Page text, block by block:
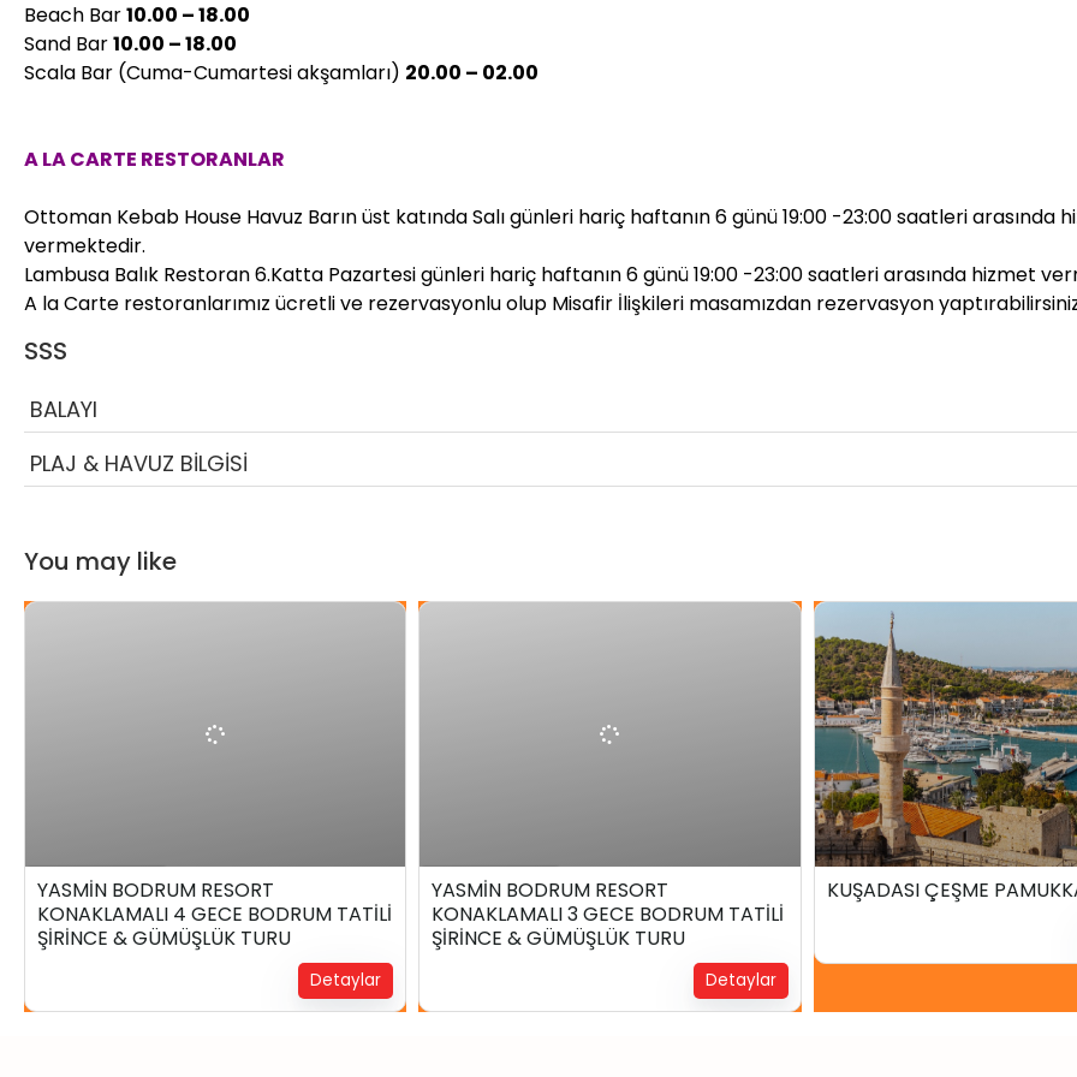
Beach Bar10.00 – 18.00
Sand Bar10.00 – 18.00
Scala Bar (Cuma-Cumartesi akşamları) 20.00 – 02.00
A LA CARTE RESTORANLAR
Ottoman Kebab House Havuz Barın üst katında Salı günleri hariç haftanın 6 günü 19:00 -23:00 saatleri arasında
vermektedir.
Lambusa Balık Restoran 6.Katta Pazartesi günleri hariç haftanın 6 günü 19:00 -23:00 saatleri arasında hizmet
A la Carte restoranlarımız ücretli ve rezervasyonlu olup Misafir İlişkileri masamızdan rezervasyon
SSS
BALAYI
PLAJ & HAVUZ BİLGİSİ
You may like
6 Gün4 Gece
Yerinizi Ayırtın !
YASMİN BODRUM RESORT
KONAKLAMALI 4 GECE BODRUM TATİLİ
ŞİRİNCE & GÜMÜŞLÜK TURU
Detaylar
5 Gün3 Gece
Yerinizi Ayırtın !
YASMİN BODRUM RESORT
KONAKLAMALI 3 GECE BODRUM TATİLİ
ŞİRİNCE & GÜMÜŞLÜK TURU
Detaylar
₺
2 Gün2 Gece
KUŞADASI ÇEŞME